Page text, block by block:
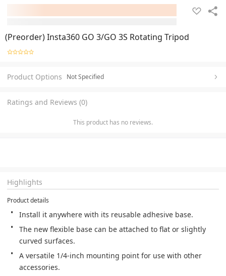
(Preorder) Insta360 GO 3/GO 3S Rotating Tripod
Product Options Not Specified
Ratings and Reviews (0)
This product has no reviews.
Highlights
Product details
Install it anywhere with its reusable adhesive base.
The new flexible base can be attached to flat or slightly
curved surfaces.
A versatile 1/4-inch mounting point for use with other
accessories.